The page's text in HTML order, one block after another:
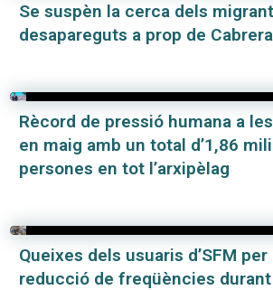
Se suspèn la cerca dels
desapareguts a prop de Cabrera
Rècord de pressió humana a
en maig amb un total d’1,86
persones en tot l’arxipèlag
Queixes dels usuaris d’SFM per
reducció de freqüències